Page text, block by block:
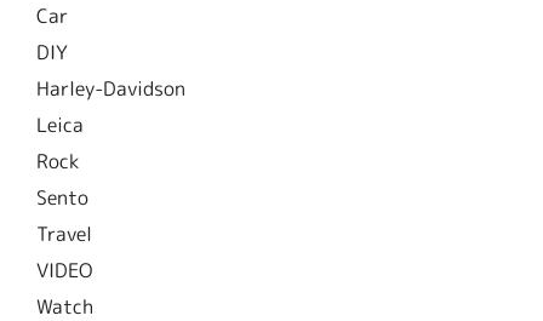
Car
DIY
Harley-Davidson
Leica
Rock
Sento
Travel
VIDEO
Watch